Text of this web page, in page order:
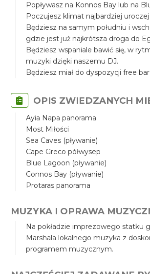
Popływasz na Konnos Bay lub na
Poczujesz klimat najbardziej uroczej
Będziesz na samym południu i
gdzie jest już najkrótsza droga do
Będziesz wspaniale bawić się, w
muzyki dzięki naszemu DJ.
Będziesz miał do dyspozycji free
OPIS ZWIEDZANYCH
Ayia Napa panorama
Most Miłości
Sea Caves (pływanie)
Cape Greco półwysep
Blue Lagoon (pływanie)
Connos Bay (pływanie)
Protaras panorama
MUZYKA I OPRAWA
Na pokładzie imprezowego statku
Marshala lokalnego muzyka z
programem muzycznym.